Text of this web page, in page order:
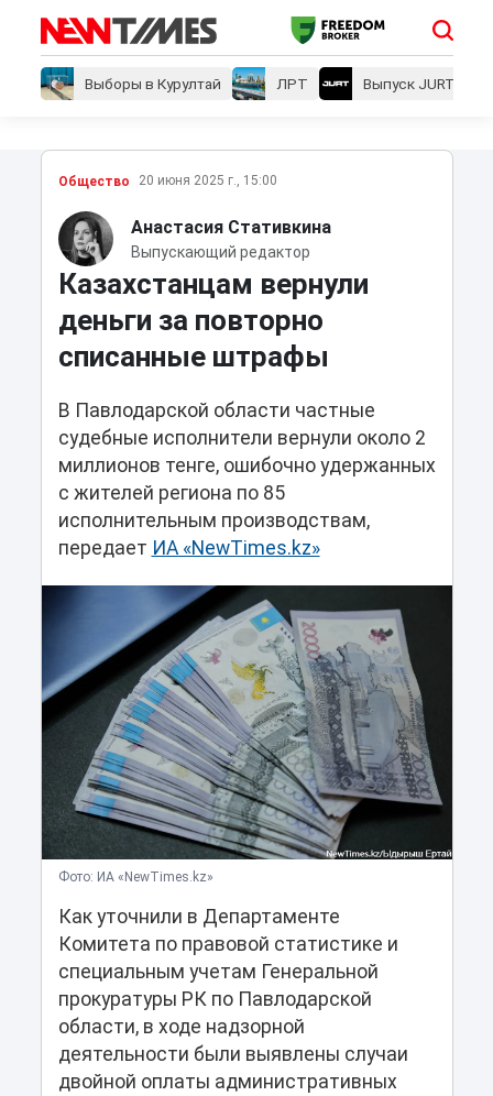
Выборы в Курултай ЛРТ Выпуск JURT
Общество 20 июня 2025 г., 15:00
Анастасия Стативкина
Выпускающий редактор
Казахстанцам вернули
деньги за повторно
списанные штрафы
В Павлодарской области частные
судебные исполнители вернули около 2
миллионов тенге, ошибочно удержанных
с жителей региона по 85
исполнительным производствам,
передает ИА «NewTimes.kz»
Фото: ИА «NewTimes.kz»
Как уточнили в Департаменте
Комитета по правовой статистике и
специальным учетам Генеральной
прокуратуры РК по Павлодарской
области, в ходе надзорной
деятельности были выявлены случаи
двойной оплаты административных